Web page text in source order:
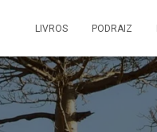
LIVROS PODRAIZ